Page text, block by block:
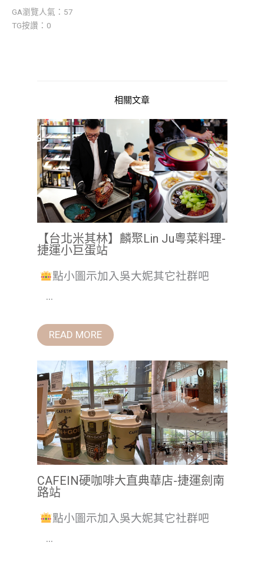
GA瀏覽人氣：57
TG按讚：0
相關文章
【台北米其林】麟聚Lin Ju粵菜料理-
捷運小巨蛋站
點小圖示加入吳大妮其它社群吧
...
READ MORE
CAFEIN硬咖啡大直典華店-捷運劍南
路站
點小圖示加入吳大妮其它社群吧
...